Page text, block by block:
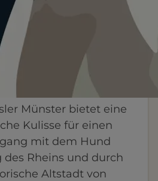
FYNN
Münster bietet eine
Kulisse für einen
mit dem Hund
des Rheins und durch
Altstadt von